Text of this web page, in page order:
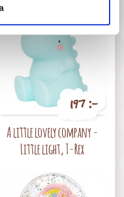
197 :-
A little lovely company -
Little light, T-Rex